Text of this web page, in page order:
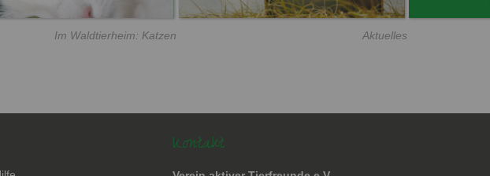
Im Waldtierheim: Katzen Aktuelles
Kontakt